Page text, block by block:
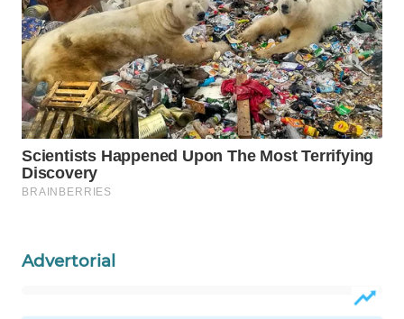
Advertorial
WAHANA
INFRASTRUKTUR
WAHANA
KONSUMEN
LISTRIK